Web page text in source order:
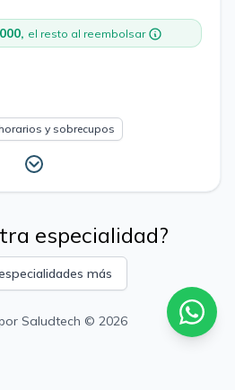
el resto al reembolsar
y sobrecupos
especialidad?
más
Saludtech © 2026